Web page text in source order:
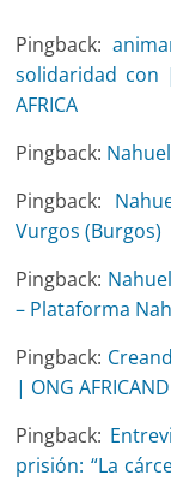
Pingback:
solidaridad con |
AFRICA
Pingback:
Pingback:
Vurgos (Burgos)
Pingback:
– Plataforma
Pingback:
| ONG
Pingback:
prisión: “La